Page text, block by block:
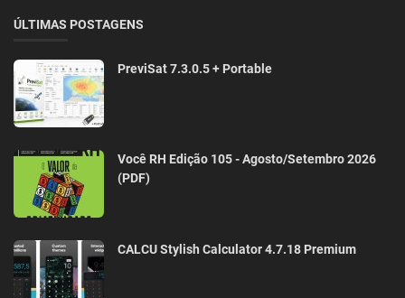
ÚLTIMAS POSTAGENS
PreviSat 7.3.0.5 + Portable
Você RH Edição 105 - Agosto/Setembro 2026
(PDF)
CALCU Stylish Calculator 4.7.18 Premium